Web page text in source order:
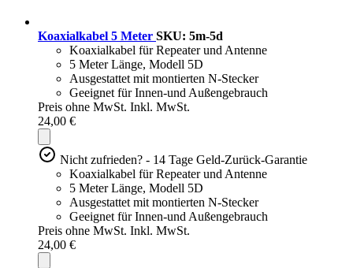
Koaxialkabel 5 Meter SKU: 5m-5d
Koaxialkabel für Repeater und Antenne
5 Meter Länge, Modell 5D
Ausgestattet mit montierten N-Stecker
Geeignet für Innen-und Außengebrauch
Preis ohne MwSt. Inkl. MwSt.
24,00 €
Nicht zufrieden? - 14 Tage Geld-Zurück-Garantie
Koaxialkabel für Repeater und Antenne
5 Meter Länge, Modell 5D
Ausgestattet mit montierten N-Stecker
Geeignet für Innen-und Außengebrauch
Preis ohne MwSt. Inkl. MwSt.
24,00 €